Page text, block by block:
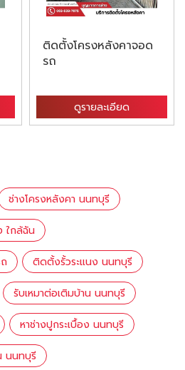
ติดตั้งโครงหลังคาจอด
รถ
ดูรายละเอียด
ช่างโครงหลังคา นนทบุรี
ใกล้ฉัน
ติดตั้งรั้วระแนง นนทบุรี
รับเหมาต่อเติมบ้าน นนทบุรี
หาช่างปูกระเบื้อง นนทบุรี
นนทบุรี